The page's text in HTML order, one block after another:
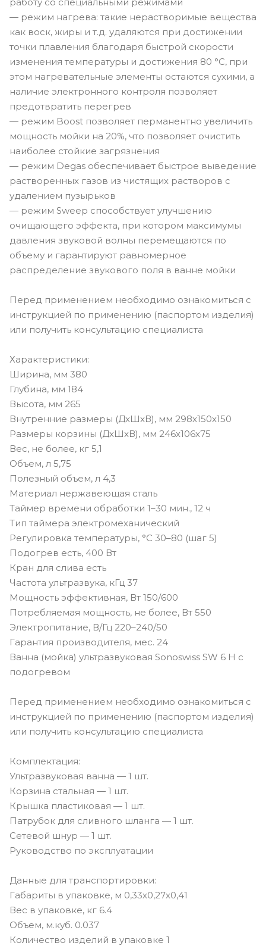
— режим нагрева: такие нерастворимые вещества
как воск, жиры и т.д. удаляются при достижении
точки плавления благодаря быстрой скорости
изменения температуры и достижения 80 °C, при
этом нагревательные элементы остаются сухими, а
наличие электронного контроля позволяет
предотвратить перегрев
— режим Boost позволяет перманентно увеличить
мощность мойки на 20%, что позволяет очистить
наиболее стойкие загрязнения
— режим Degas обеспечивает быстрое выведение
растворенных газов из чистящих растворов с
удалением пузырьков
— режим Sweep способствует улучшению
очищающего эффекта, при котором максимумы
давления звуковой волны перемещаются по
объему и гарантируют равномерное
распределение звукового поля в ванне мойки
Перед применением необходимо ознакомиться с
инструкцией по применению (паспортом изделия)
или получить консультацию специалиста
Характеристики:
Ширина, мм 380
Глубина, мм 184
Высота, мм 265
Внутренние размеры (ДxШxВ), мм 298х150х150
Размеры корзины (ДxШxВ), мм 246х106х75
Вес, не более, кг 5,1
Объем, л 5,75
Полезный объем, л 4,3
Материал нержавеющая сталь
Таймер времени обработки 1–30 мин., 12 ч
Тип таймера электромеханический
Регулировка температуры, °C 30–80 (шаг 5)
Подогрев есть, 400 Вт
Кран для слива есть
Частота ультразвука, кГц 37
Мощность эффективная, Вт 150/600
Потребляемая мощность, не более, Вт 550
Электропитание, В/Гц 220–240/50
Гарантия производителя, мес. 24
Ванна (мойка) ультразвуковая Sonoswiss SW 6 H с
подогревом
Перед применением необходимо ознакомиться с
инструкцией по применению (паспортом изделия)
или получить консультацию специалиста
Комплектация:
Ультразвуковая ванна — 1 шт.
Корзина стальная — 1 шт.
Крышка пластиковая — 1 шт.
Патрубок для сливного шланга — 1 шт.
Сетевой шнур — 1 шт.
Руководство по эксплуатации
Данные для транспортировки:
Габариты в упаковке, м 0,33х0,27х0,41
Вес в упаковке, кг 6.4
Объем, м.куб. 0.037
Количество изделий в упаковке 1